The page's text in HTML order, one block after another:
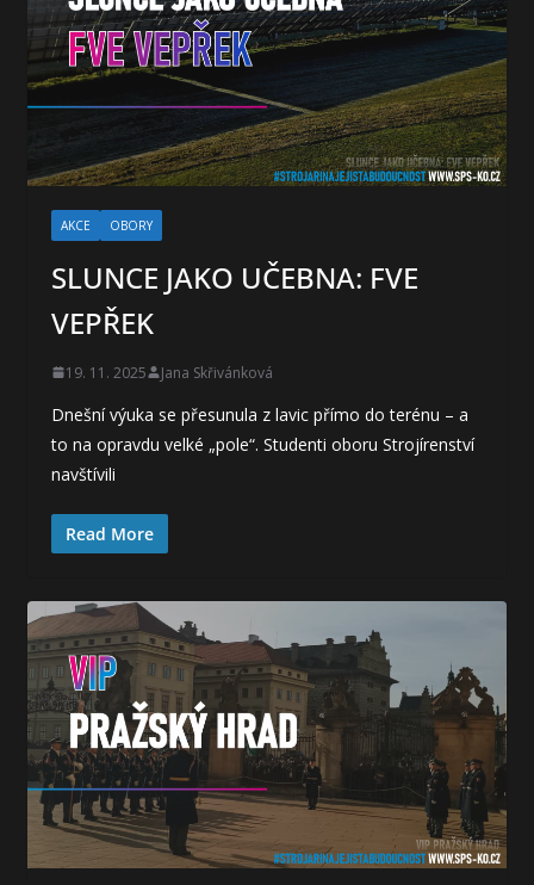
AKCE OBORY
SLUNCE JAKO UČEBNA: FVE
VEPŘEK
19. 11. 2025 Jana Skřivánková
Dnešní výuka se přesunula z lavic přímo do terénu – a
to na opravdu velké „pole“. Studenti oboru Strojírenství
navštívili
Read More